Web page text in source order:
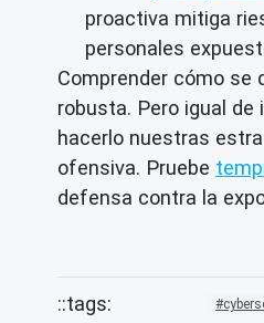
proactiva mitiga
personales
Comprender cómo se
robusta. Pero igual
hacerlo nuestras
ofensiva. Pruebe
defensa contra la